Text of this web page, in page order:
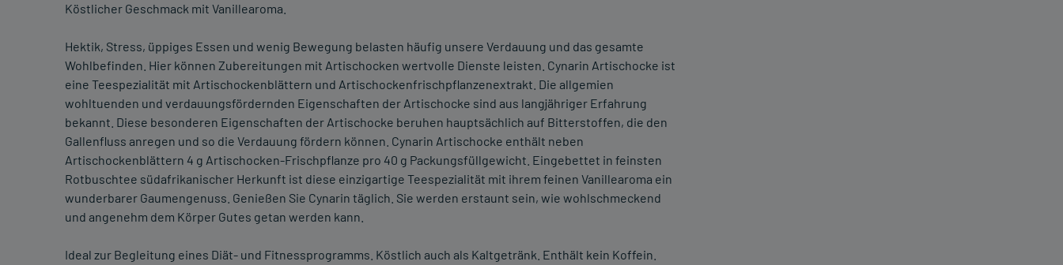
Köstlicher Geschmack mit Vanillearoma.
Hektik, Stress, üppiges Essen und wenig Bewegung belasten häufig unsere Verdauung und das gesamte
Wohlbefinden. Hier können Zubereitungen mit Artischocken wertvolle Dienste leisten. Cynarin Artischocke ist
eine Teespezialität mit Artischockenblättern und Artischockenfrischpflanzenextrakt. Die allgemien
wohltuenden und verdauungsfördernden Eigenschaften der Artischocke sind aus langjähriger Erfahrung
bekannt. Diese besonderen Eigenschaften der Artischocke beruhen hauptsächlich auf Bitterstoffen, die den
Gallenfluss anregen und so die Verdauung fördern können. Cynarin Artischocke enthält neben
Artischockenblättern 4 g Artischocken-Frischpflanze pro 40 g Packungsfüllgewicht. Eingebettet in feinsten
Rotbuschtee südafrikanischer Herkunft ist diese einzigartige Teespezialität mit ihrem feinen Vanillearoma ein
wunderbarer Gaumengenuss. Genießen Sie Cynarin täglich. Sie werden erstaunt sein, wie wohlschmeckend
und angenehm dem Körper Gutes getan werden kann.
Ideal zur Begleitung eines Diät- und Fitnessprogramms. Köstlich auch als Kaltgetränk. Enthält kein Koffein.